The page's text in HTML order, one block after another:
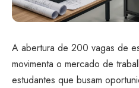
A abertura de 200 vagas de
movimenta o mercado de
estudantes que busam